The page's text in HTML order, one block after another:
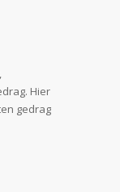
Hier
gedrag